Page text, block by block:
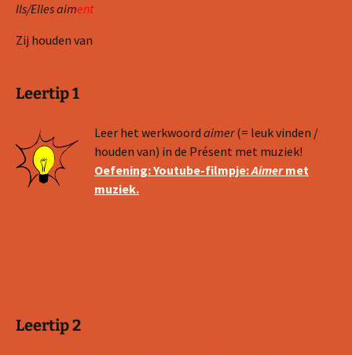
Ils/Elles aiment
Zij houden van
Leertip 1
Leer het werkwoord aimer(= leuk vinden /
houden van) in de Présent met muziek!
Oefening: Youtube-filmpje:Aimermet
muziek.
Leertip 2